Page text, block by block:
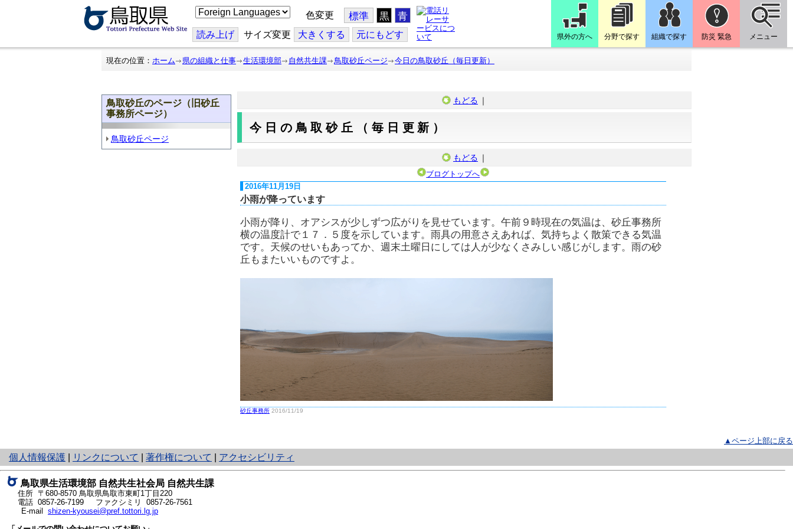
こ
の
ジ
を
翻
色変更 標準 黒 青
読み上げ サイズ変更 大きくする 元にもどす 県外の方へ 分野で探す 組織で探す 防災 緊急 メニュー
現在の位置： ホーム 県の組織と仕事 生活環境部 自然共生課 鳥取砂丘ページ 今日の鳥取砂丘（毎日更新）
鳥取砂丘のページ（旧砂丘
事務所ページ）
鳥取砂丘ページ
もどる ｜
今日の鳥取砂丘（毎日更新）
もどる ｜
ブログトップへ
2016年11月19日
小雨が降っています
小雨が降り、オアシスが少しずつ広がりを見せています。午前９時現在の気温は、砂丘事務所
横の温度計で１７．５度を示しています。雨具の用意さえあれば、気持ちよく散策できる気温
です。天候のせいもあってか、週末土曜日にしては人が少なくさみしい感じがします。雨の砂
丘もまたいいものですよ。
砂丘事務所 2016/11/19
▲ページ上部に戻る
個人情報保護
と
り
ネ
ッ
ト
へ
の
リンクについて 著作権について アクセシビリティ
鳥取県生活環境部 自然共生社会局 自然共生課
住所 〒680-8570 鳥取県鳥取市東町1丁目220
電話 0857-26-7199
ファクシミリ 0857-26-7561
E-mail shizen-kyousei@pref.tottori.lg.jp